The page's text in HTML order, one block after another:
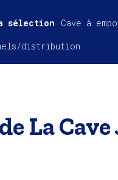
sélection Cave à
distribution
La